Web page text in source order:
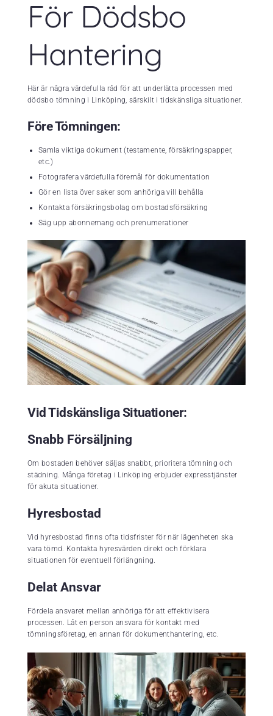
För Dödsbo
Hantering
Här är några värdefulla råd för att underlätta processen med
dödsbo tömning i Linköping, särskilt i tidskänsliga situationer.
Före Tömningen:
Samla viktiga dokument (testamente, försäkringspapper,
etc.)
Fotografera värdefulla föremål för dokumentation
Gör en lista över saker som anhöriga vill behålla
Kontakta försäkringsbolag om bostadsförsäkring
Säg upp abonnemang och prenumerationer
Vid Tidskänsliga Situationer:
Snabb Försäljning
Om bostaden behöver säljas snabbt, prioritera tömning och
städning. Många företag i Linköping erbjuder expresstjänster
för akuta situationer.
Hyresbostad
Vid hyresbostad finns ofta tidsfrister för när lägenheten ska
vara tömd. Kontakta hyresvärden direkt och förklara
situationen för eventuell förlängning.
Delat Ansvar
Fördela ansvaret mellan anhöriga för att effektivisera
processen. Låt en person ansvara för kontakt med
tömningsföretag, en annan för dokumenthantering, etc.